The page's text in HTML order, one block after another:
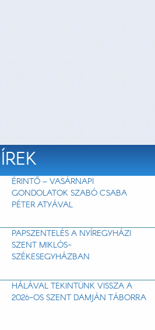
ÉRINTŐ – VASÁRNAPI
GONDOLATOK SZABÓ CSABA
PÉTER ATYÁVAL
PAPSZENTELÉS A NYÍREGYHÁZI
SZENT MIKLÓS-
SZÉKESEGYHÁZBAN
HÁLÁVAL TEKINTÜNK VISSZA A
2026-OS SZENT DAMJÁN TÁBORRA